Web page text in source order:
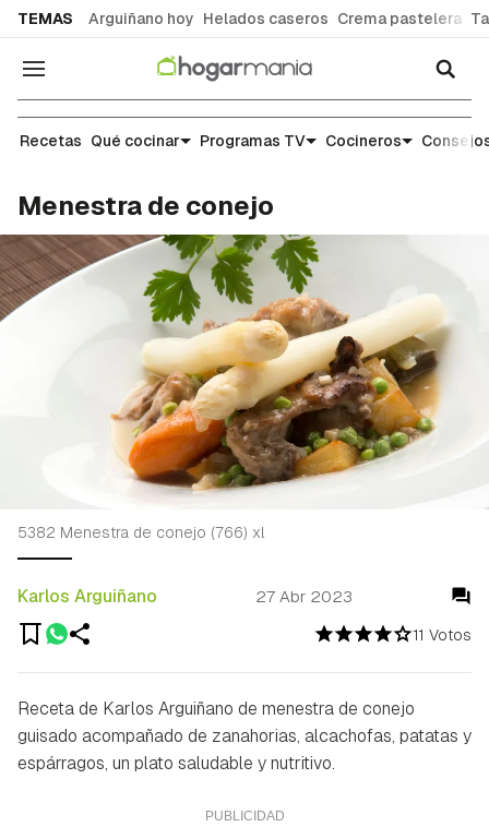
TEMAS Arguiñano hoy Helados caseros Crema pastelera
Navegación
Recetas
Recetas Qué cocinar Programas TV Cocineros
Menestra de conejo
11 Votos
Karlos Arguiñano 27 Abr 2023
5382 Menestra de conejo (766) xl
Receta de Karlos Arguiñano de menestra de conejo
guisado acompañado de zanahorias, alcachofas, patatas y
espárragos, un plato saludable y nutritivo.